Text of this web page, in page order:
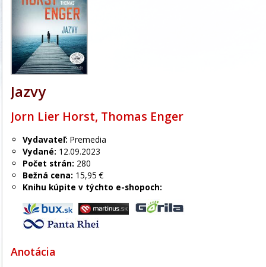
Jazvy
Jorn Lier Horst, Thomas Enger
Vydavateľ: Premedia
Vydané: 12.09.2023
Počet strán: 280
Bežná cena: 15,95 €
Knihu kúpite v týchto e-shopoch:
Anotácia